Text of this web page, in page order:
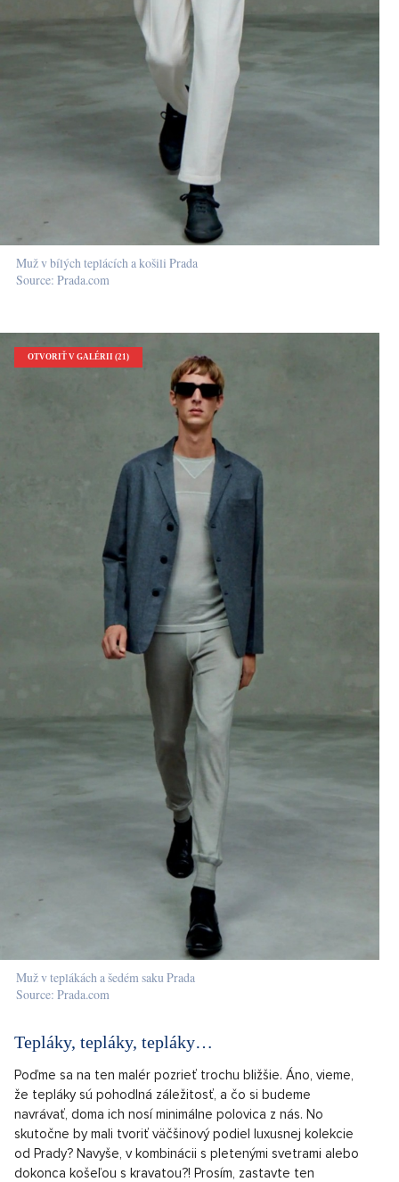
Muž v bílých teplácích a košili Prada
Source: Prada.com
OTVORIŤ V GALÉRII (21)
Muž v teplákách a šedém saku Prada
Source: Prada.com
Tepláky, tepláky, tepláky…
Poďme sa na ten malér pozrieť trochu bližšie. Áno, vieme,
že tepláky sú pohodlná záležitosť, a čo si budeme
navrávať, doma ich nosí minimálne polovica z nás. No
skutočne by mali tvoriť väčšinový podiel luxusnej kolekcie
od Prady? Navyše, v kombinácii s pletenými svetrami alebo
dokonca košeľou s kravatou?! Prosím, zastavte ten